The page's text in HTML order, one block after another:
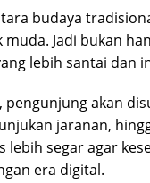
budaya
muda. Jadi bukan
lebih santai dan
pengunjung akan
jaranan,
lebih segar agar
era digital.